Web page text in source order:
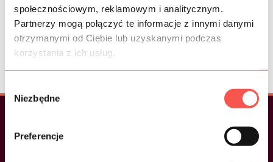
społecznościowym, reklamowym i analitycznym.
Partnerzy mogą połączyć te informacje z innymi danymi
otrzymanymi od Ciebie lub uzyskanymi podczas
korzystania z ich usług.
zgody
Niezbędne
Preferencje
Zobacz nasze
Szybki dostęp